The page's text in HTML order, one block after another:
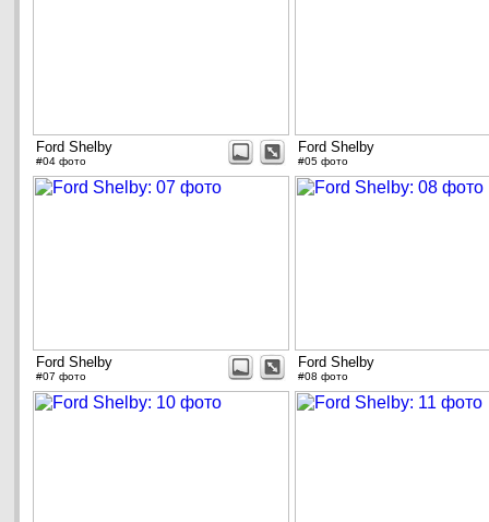
Ford Shelby
#04 фото
Ford Shelby
#05 фото
Ford Shelby
#07 фото
Ford Shelby
#08 фото